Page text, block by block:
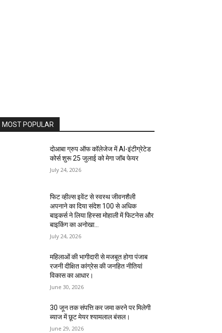
MOST POPULAR
दोआबा ग्रुप ऑफ कॉलेजेज में AI-इंटीग्रेटेड
कोर्स शुरू 25 जुलाई को मेगा जॉब फेयर
July 24, 2026
फिट व्हील्स इवेंट से स्वस्थ जीवनशैली
अपनाने का दिया संदेश 100 से अधिक
बाइकर्स ने लिया हिस्सा मोहाली में फिटनेस और
बाइकिंग का अनोखा...
July 24, 2026
महिलाओं की भागीदारी से मजबूत होगा पंजाब
रजनी दीक्षित कांग्रेस की जनहित नीतियां
विकास का आधार।
June 30, 2026
30 जून तक संपत्ति कर जमा करने पर मिलेगी
ब्याज में छूट मेयर श्यामलाल बंसल।
June 29, 2026